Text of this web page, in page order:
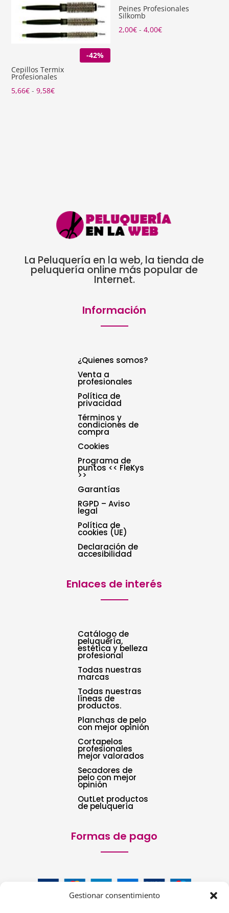
Gestionar consentimiento
-42%
Cepillos Termix
Profesionales
5,66€ - 9,58€Rango
Peines Profesionales
Silkomb
2,00€ - 4,00€Rango
La Peluquería en la web, la tienda de
peluquería online más popular de
Internet.
Información
¿Quienes somos?
Venta a
profesionales
Política de
privacidad
Términos y
condiciones de
compra
Cookies
Programa de
puntos << FleKys
>>
Garantías
RGPD – Aviso
legal
Política de
cookies (UE)
Declaración de
accesibilidad
Enlaces de interés
Catálogo de
peluquería,
estética y belleza
profesional
Todas nuestras
marcas
Todas nuestras
líneas de
productos.
Planchas de pelo
con mejor opinión
Cortapelos
profesionales
mejor valorados
Secadores de
pelo con mejor
opinión
OutLet productos
de peluquería
Formas de pago